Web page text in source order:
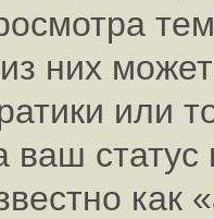
них
или
ваш
как